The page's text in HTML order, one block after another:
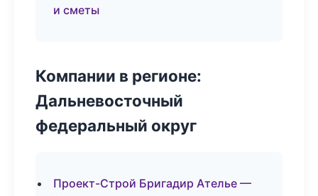
и сметы
Компании в регионе:
Дальневосточный
федеральный округ
Проект-Строй Бригадир Ателье —